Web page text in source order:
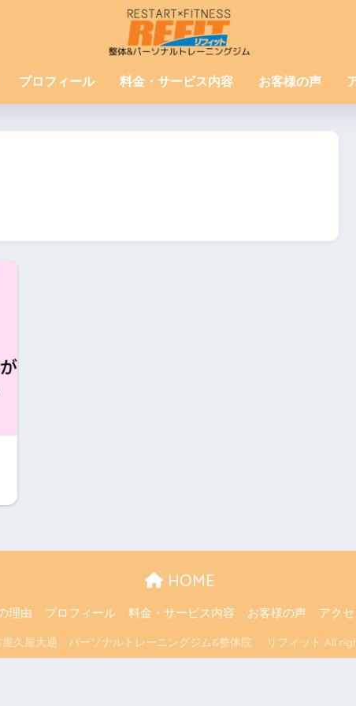
プロフィール 料金・サービス内容 お客様の声
HOME
理由 プロフィール 料金・サービス内容 お客様の声 アクセ
久屋大通 パーソナルトレーニングジム&整体院 リフィット All